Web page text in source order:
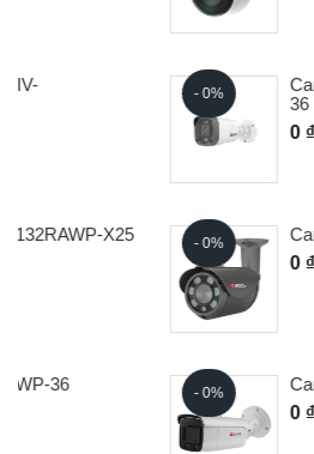
Camera Ip Thân
36
- 0%
Camera thân IP
0 ₫
- 0%
Camera thân AI
0 ₫